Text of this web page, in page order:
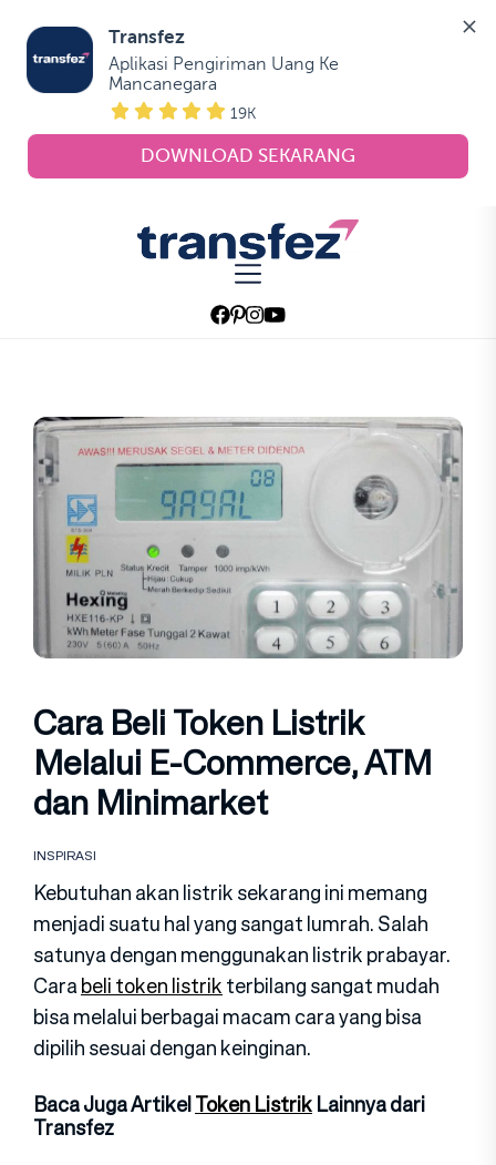
Transfez
Aplikasi Pengiriman Uang Ke
Mancanegara
19K
DOWNLOAD SEKARANG
Transfez
Cara Beli Token Listrik
Melalui E-Commerce, ATM
dan Minimarket
INSPIRASI
Kebutuhan akan listrik sekarang ini memang
menjadi suatu hal yang sangat lumrah. Salah
satunya dengan menggunakan listrik prabayar.
Carabeli token listrikterbilang sangat mudah
bisa melalui berbagai macam cara yang bisa
dipilih sesuai dengan keinginan.
Baca Juga ArtikelToken ListrikLainnya dari
Transfez